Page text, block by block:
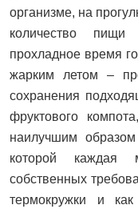
организме, на
количество
прохладное время
жарким летом –
сохранения
фруктового
наилучшим
которой каждая
собственных
термокружки и